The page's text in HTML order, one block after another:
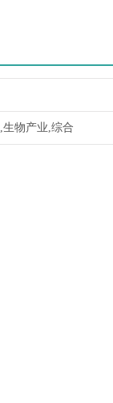
生物产业,综合